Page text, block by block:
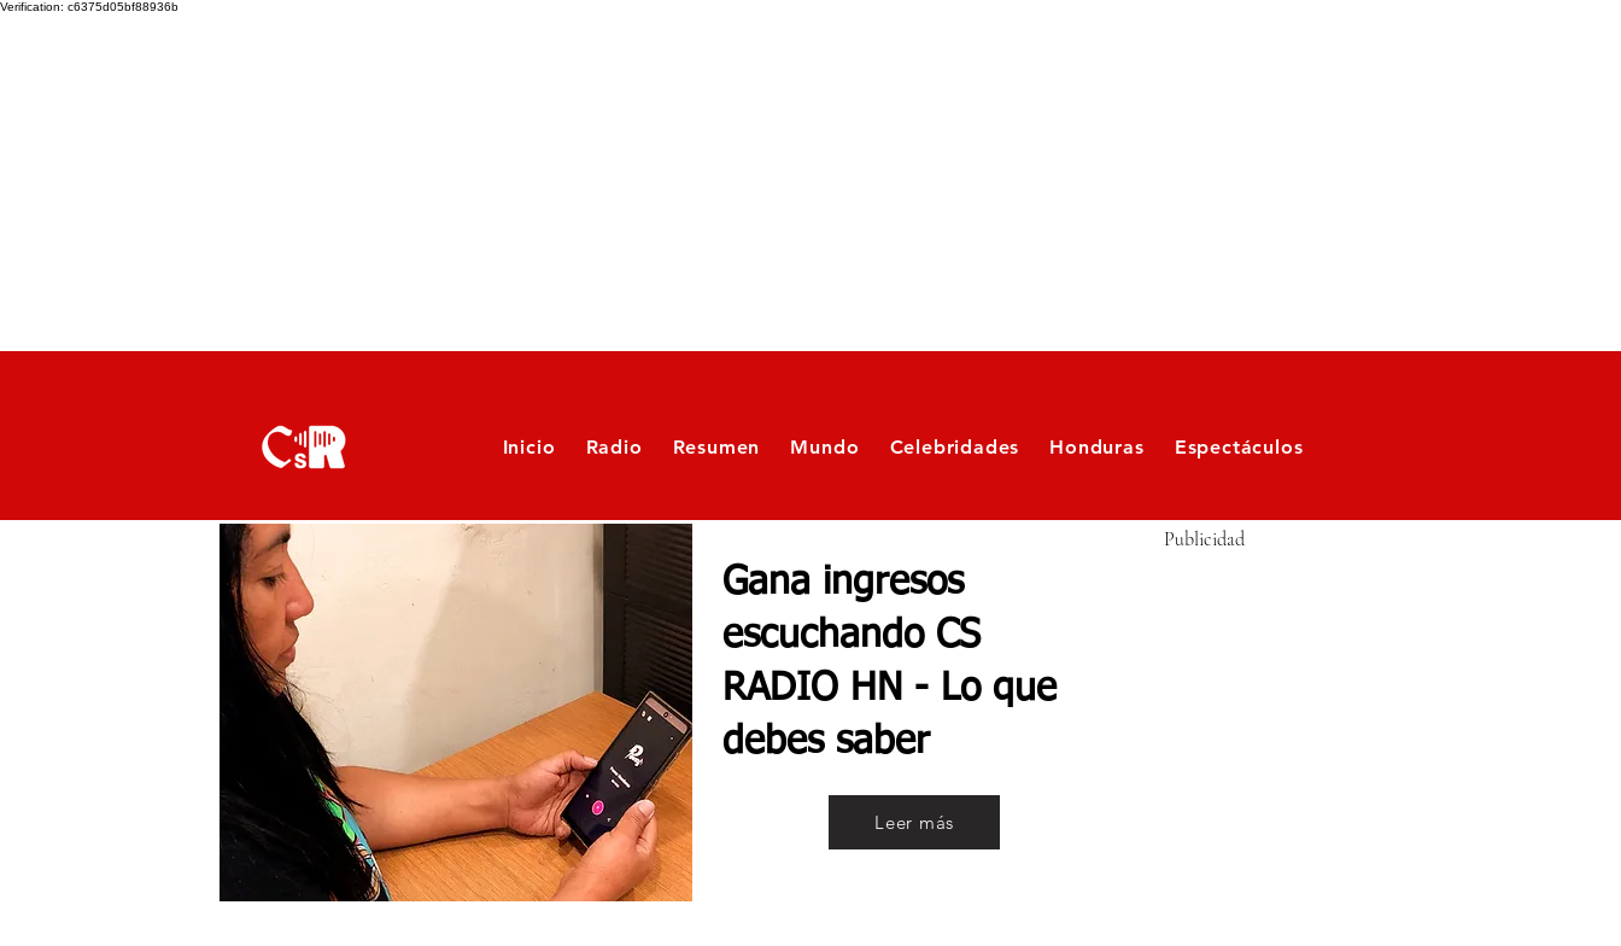
Verification: c6375d05bf88936b
Inicio Radio Resumen Mundo Celebridades Honduras Espectáculos
Gana ingresos
escuchando CS
RADIO HN - Lo que
debes saber
Leer más
Publicidad